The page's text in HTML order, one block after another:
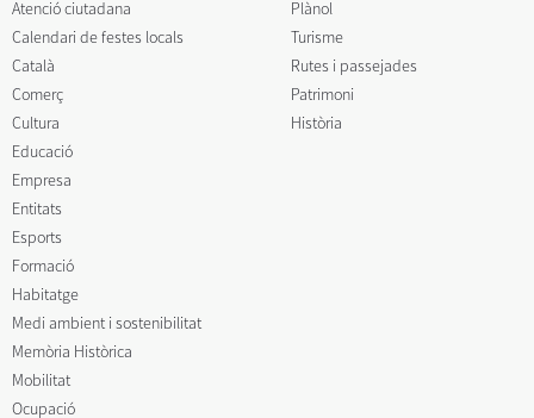
Atenció ciutadana
Calendari de festes locals
Català
Comerç
Cultura
Educació
Empresa
Entitats
Esports
Formació
Habitatge
Medi ambient i sostenibilitat
Memòria Històrica
Mobilitat
Ocupació
Plànol
Turisme
Rutes i passejades
Patrimoni
Història